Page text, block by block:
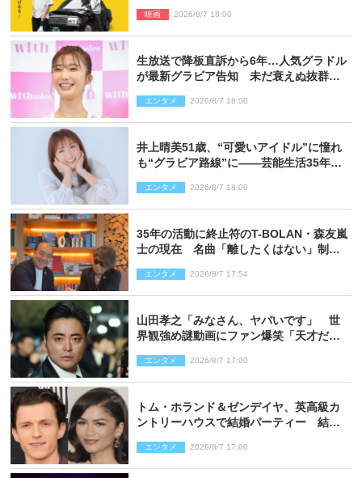
映画 2026/8/7 18:00
生放送で降板直訴から6年…人気グラドル
が最新グラビア告知 未だ衰えぬ抜群ス
エンタメ 2026/8/7 18:00
井上晴美51歳、“可愛いアイドル”に憧れ
も“グラビア路線”に――芸能生活35年を
エンタメ 2026/8/7 18:00
35年の活動に終止符のT-BOLAN・森友嵐
士の現在 名曲「離したくはない」制作
エンタメ 2026/8/7 17:54
山田孝之「みなさん、ヤバいです」 世
界観強め謎動画にファン爆笑「天才だ
エンタメ 2026/8/7 17:00
トム・ホランド＆ゼンデイヤ、英高級カ
ントリーハウスで結婚パーティー 結婚
エンタメ 2026/8/7 17:00